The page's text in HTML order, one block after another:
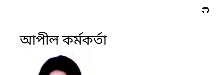
আপীল কর্মকর্তা